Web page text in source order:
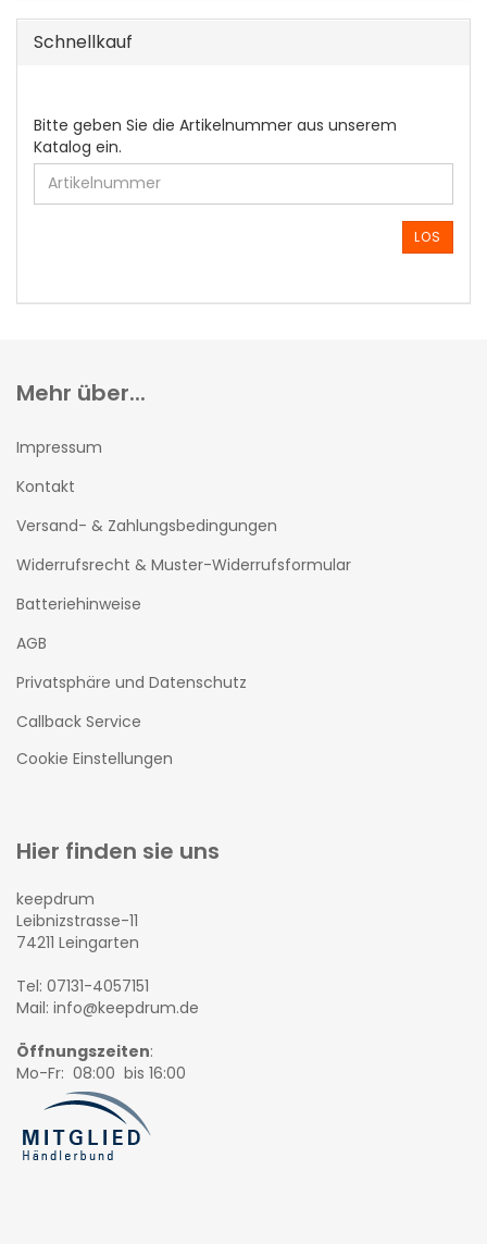
Schnellkauf
BITTE
GEBEN
SIE
DIE
ARTIKELNUMMER
EIN.
Bitte geben Sie die Artikelnummer aus unserem
Katalog ein.
LOS
Mehr über...
Impressum
Kontakt
Versand- & Zahlungsbedingungen
Widerrufsrecht & Muster-Widerrufsformular
Batteriehinweise
AGB
Privatsphäre und Datenschutz
Callback Service
Cookie Einstellungen
Hier finden sie uns
keepdrum
Leibnizstrasse-11
74211 Leingarten
Tel: 07131-4057151
Mail: info@keepdrum.de
Öffnungszeiten:
Mo-Fr: 08:00 bis 16:00